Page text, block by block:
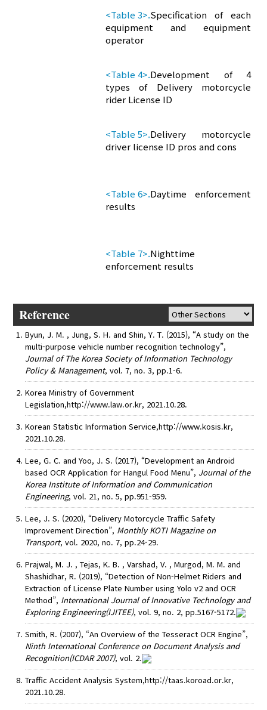
<Table 3>.Specification of each
equipment and equipment
operator
<Table 4>.Development of 4
types of Delivery motorcycle
rider License ID
<Table 5>.Delivery motorcycle
driver license ID pros and cons
<Table 6>.Daytime enforcement
results
<Table 7>.Nighttime
enforcement results
Reference
Byun, J. M. , Jung, S. H. and Shin, Y. T. (2015), “A study on the
multi-purpose vehicle number recognition technology”,
Journal of The Korea Society of Information Technology
Policy & Management, vol. 7, no. 3, pp.1-6.
Korea Ministry of Government
Legislation,http://www.law.or.kr, 2021.10.28.
Korean Statistic Information Service,http://www.kosis.kr,
2021.10.28.
Lee, G. C. and Yoo, J. S. (2017), “Development an Android
based OCR Application for Hangul Food Menu”, Journal of the
Korea Institute of Information and Communication
Engineering, vol. 21, no. 5, pp.951-959.
Lee, J. S. (2020), “Delivery Motorcycle Traffic Safety
Improvement Direction”, Monthly KOTI Magazine on
Transport, vol. 2020, no. 7, pp.24-29.
Prajwal, M. J. , Tejas, K. B. , Varshad, V. , Murgod, M. M. and
Shashidhar, R. (2019), “Detection of Non-Helmet Riders and
Extraction of License Plate Number using Yolo v2 and OCR
Method”, International Journal of Innovative Technology and
Exploring Engineering(IJITEE), vol. 9, no. 2, pp.5167-5172.
Smith, R. (2007), “An Overview of the Tesseract OCR Engine”,
Ninth International Conference on Document Analysis and
Recognition(ICDAR 2007), vol. 2.
Traffic Accident Analysis System,http://taas.koroad.or.kr,
2021.10.28.